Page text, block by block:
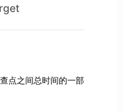
点之间总时间的一部